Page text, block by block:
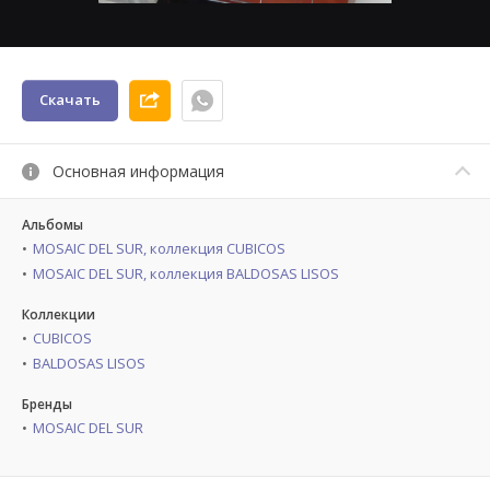
Скачать
Основная информация
Альбомы
MOSAIC DEL SUR, коллекция CUBICOS
MOSAIC DEL SUR, коллекция BALDOSAS LISOS
Коллекции
CUBICOS
BALDOSAS LISOS
Бренды
MOSAIC DEL SUR